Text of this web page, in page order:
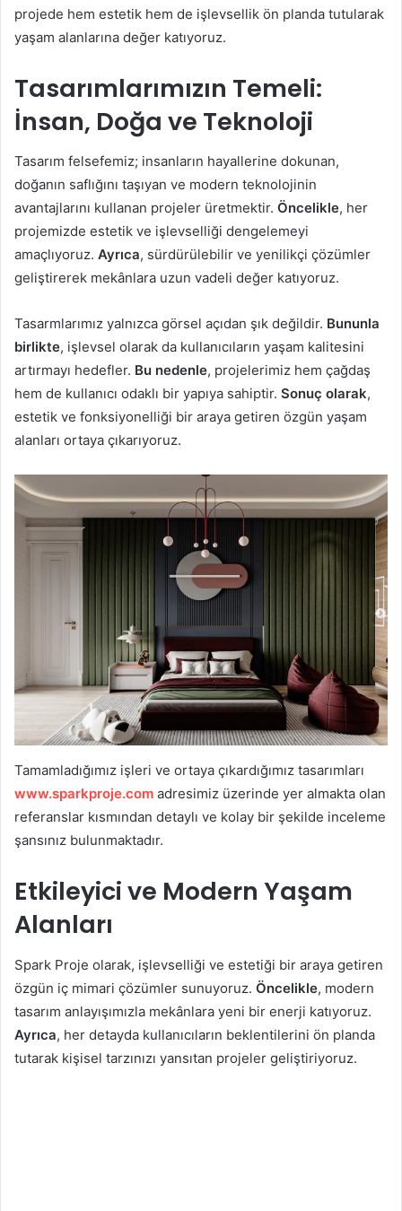
projede hem estetik hem de işlevsellik ön planda tutularak
yaşam alanlarına değer katıyoruz.
Tasarımlarımızın Temeli:
İnsan, Doğa ve Teknoloji
Tasarım felsefemiz; insanların hayallerine dokunan,
doğanın saflığını taşıyan ve modern teknolojinin
avantajlarını kullanan projeler üretmektir. Öncelikle, her
projemizde estetik ve işlevselliği dengelemeyi
amaçlıyoruz. Ayrıca, sürdürülebilir ve yenilikçi çözümler
geliştirerek mekânlara uzun vadeli değer katıyoruz.
Tasarmlarımız yalnızca görsel açıdan şık değildir. Bununla
birlikte, işlevsel olarak da kullanıcıların yaşam kalitesini
artırmayı hedefler. Bu nedenle, projelerimiz hem çağdaş
hem de kullanıcı odaklı bir yapıya sahiptir. Sonuç olarak,
estetik ve fonksiyonelliği bir araya getiren özgün yaşam
alanları ortaya çıkarıyoruz.
Tamamladığımız işleri ve ortaya çıkardığımız tasarımları
www.sparkproje.com adresimiz üzerinde yer almakta olan
referanslar kısmından detaylı ve kolay bir şekilde inceleme
şansınız bulunmaktadır.
Etkileyici ve Modern Yaşam
Alanları
Spark Proje olarak, işlevselliği ve estetiği bir araya getiren
özgün iç mimari çözümler sunuyoruz. Öncelikle, modern
tasarım anlayışımızla mekânlara yeni bir enerji katıyoruz.
Ayrıca, her detayda kullanıcıların beklentilerini ön planda
tutarak kişisel tarzınızı yansıtan projeler geliştiriyoruz.